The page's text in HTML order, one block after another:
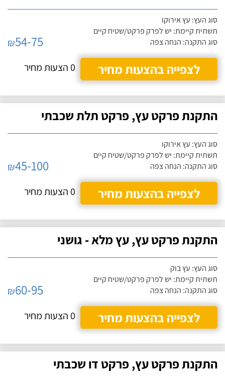
סוג העץ: עץ אירוקו
תשתית קיימת: יש לפרק פרקט/שטיח קיים
סוג התקנה: הנחה צפה
₪54-75
לצפייה בהצעות מחיר
0 הצעות מחיר
התקנת פרקט עץ, פרקט תלת שכבתי
סוג העץ: עץ אירוקו
תשתית קיימת: יש לפרק פרקט/שטיח קיים
סוג התקנה: הנחה צפה
₪45-100
לצפייה בהצעות מחיר
0 הצעות מחיר
התקנת פרקט עץ, עץ מלא - גושני
סוג העץ: עץ בוק
תשתית קיימת: יש לפרק פרקט/שטיח קיים
סוג התקנה: הנחה צפה
₪60-95
לצפייה בהצעות מחיר
0 הצעות מחיר
התקנת פרקט עץ, פרקט דו שכבתי